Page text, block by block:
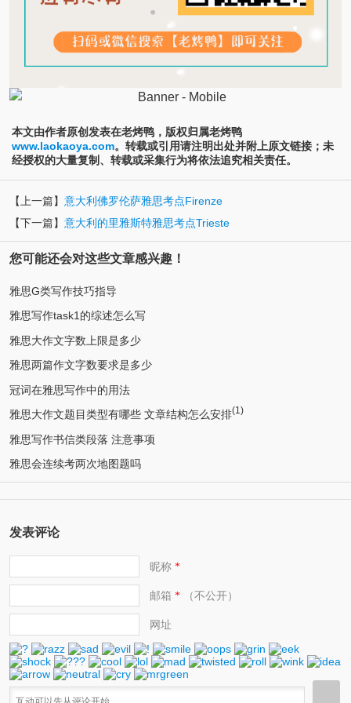
本文由作者原创发表在老烤鸭，版权归属老烤鸭
www.laokaoya.com。转载或引用请注明出处并附上原文链接；未
经授权的大量复制、转载或采集行为将依法追究相关责任。
【上一篇】 意大利佛罗伦萨雅思考点Firenze
【下一篇】 意大利的里雅斯特雅思考点Trieste
您可能还会对这些文章感兴趣！
雅思G类写作技巧指导
雅思写作task1的综述怎么写
雅思大作文字数上限是多少
雅思两篇作文字数要求是多少
冠词在雅思写作中的用法
雅思大作文题目类型有哪些 文章结构怎么安排(1)
雅思写作书信类段落 注意事项
雅思会连续考两次地图题吗
发表评论
昵称*
邮箱 *（不公开）
网址